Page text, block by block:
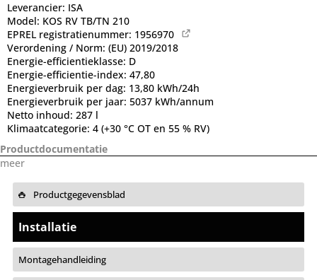
Leverancier: ISA
Model: KOS RV TB/TN 210
EPREL registratienummer: 1956970
Verordening / Norm: (EU) 2019/2018
Energie-efficientieklasse: D
Energie-efficientie-index: 47,80
Energieverbruik per dag: 13,80 kWh/24h
Energieverbruik per jaar: 5037 kWh/annum
Netto inhoud: 287 l
Klimaatcategorie: 4 (+30 °C OT en 55 % RV)
Productdocumentatie
meer
Productgegevensblad
Installatie
Montagehandleiding